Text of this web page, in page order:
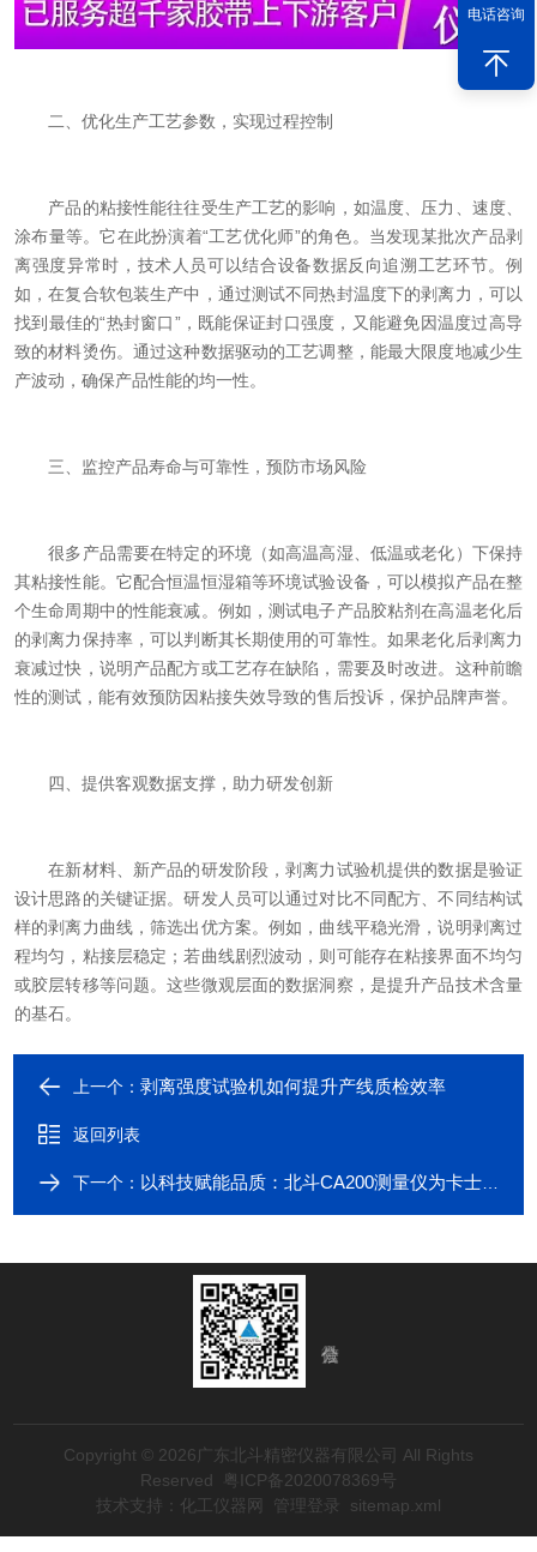
二、优化生产工艺参数，实现过程控制
产品的粘接性能往往受生产工艺的影响，如温度、压力、速度、
涂布量等。它在此扮演着“工艺优化师”的角色。当发现某批次产品剥
离强度异常时，技术人员可以结合设备数据反向追溯工艺环节。例
如，在复合软包装生产中，通过测试不同热封温度下的剥离力，可以
找到最佳的“热封窗口”，既能保证封口强度，又能避免因温度过高导
致的材料烫伤。通过这种数据驱动的工艺调整，能最大限度地减少生
产波动，确保产品性能的均一性。
三、监控产品寿命与可靠性，预防市场风险
很多产品需要在特定的环境（如高温高湿、低温或老化）下保持
其粘接性能。它配合恒温恒湿箱等环境试验设备，可以模拟产品在整
个生命周期中的性能衰减。例如，测试电子产品胶粘剂在高温老化后
的剥离力保持率，可以判断其长期使用的可靠性。如果老化后剥离力
衰减过快，说明产品配方或工艺存在缺陷，需要及时改进。这种前瞻
性的测试，能有效预防因粘接失效导致的售后投诉，保护品牌声誉。
四、提供客观数据支撑，助力研发创新
在新材料、新产品的研发阶段，剥离力试验机提供的数据是验证
设计思路的关键证据。研发人员可以通过对比不同配方、不同结构试
样的剥离力曲线，筛选出优方案。例如，曲线平稳光滑，说明剥离过
程均匀，粘接层稳定；若曲线剧烈波动，则可能存在粘接界面不均匀
或胶层转移等问题。这些微观层面的数据洞察，是提升产品技术含量
的基石。
上一个：剥离强度试验机如何提升产线质检效率
返回列表
下一个： 以科技赋能品质：北斗CA200测量仪为卡士德集团表面处理工艺把关
Copyright © 2026广东北斗精密仪器有限公司 All Rights
Reserved
粤ICP备2020078369号
技术支持： 化工仪器网 管理登录 sitemap.xml
电话咨询